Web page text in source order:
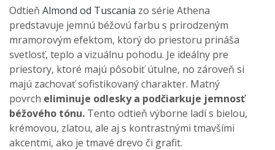
Odtieň Almond od Tuscania zo série Athena
predstavuje jemnú béžovú farbu s prirodzeným
mramorovým efektom, ktorý do priestoru prináša
svetlosť, teplo a vizuálnu pohodu. Je ideálny pre
priestory, ktoré majú pôsobiť útulne, no zároveň si
majú zachovať sofistikovaný charakter. Matný
povrch eliminuje odlesky a podčiarkuje jemnosť
béžového tónu. Tento odtieň výborne ladí s bielou,
krémovou, zlatou, ale aj s kontrastnými tmavšími
akcentmi, ako je tmavé drevo či grafit.